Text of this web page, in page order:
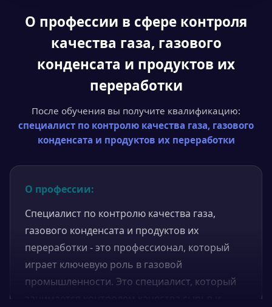
О профессии в сфере контроля
качества газа, газового
конденсата и продуктов их
переработки
После обучения вы получите квалификацию:
специалист по контролю качества газа, газового
конденсата и продуктов их переработки
О профессии:
Специалист по контролю качества газа,
газового конденсата и продуктов их
переработки - это профессионал, который
играет ключевую роль в газовой
промышленности. Это специалист, который